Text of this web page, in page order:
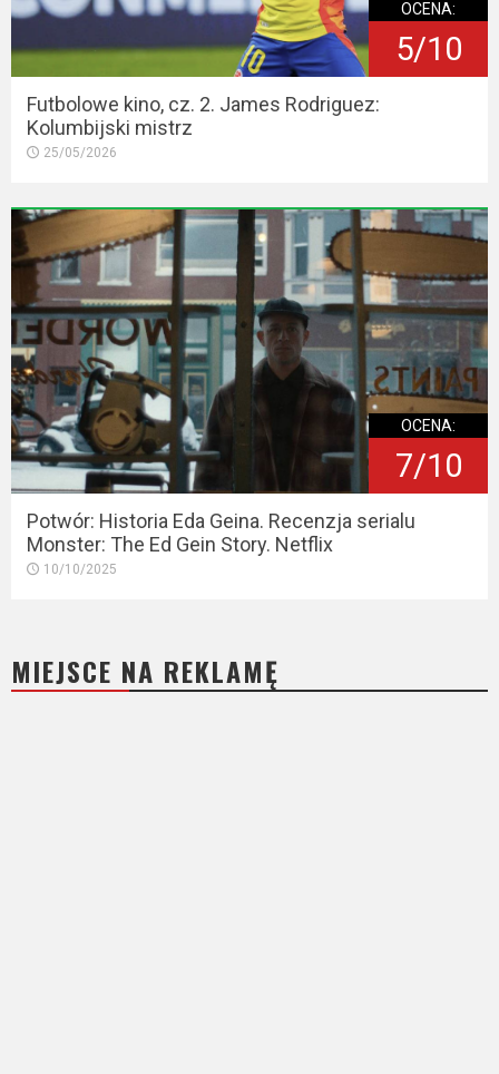
OCENA:
5/10
Futbolowe kino, cz. 2. James Rodriguez:
Kolumbijski mistrz
25/05/2026
OCENA:
7/10
Potwór: Historia Eda Geina. Recenzja serialu
Monster: The Ed Gein Story. Netflix
10/10/2025
MIEJSCE NA REKLAMĘ